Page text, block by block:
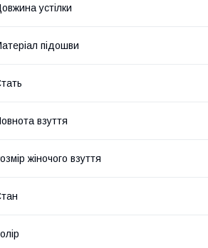
устілки
підошви
взуття
жіночого взуття